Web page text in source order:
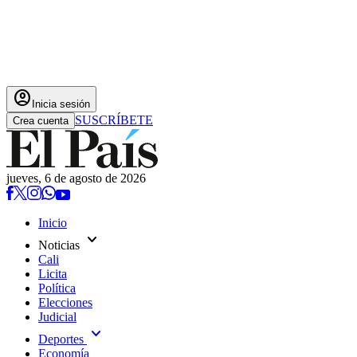
account_circle Inicia sesión
Crea cuenta SUSCRÍBETE
jueves, 6 de agosto de 2026
Inicio
Noticias expand_more
Cali
Licita
Política
Elecciones
Judicial
Deportes expand_more
Economía